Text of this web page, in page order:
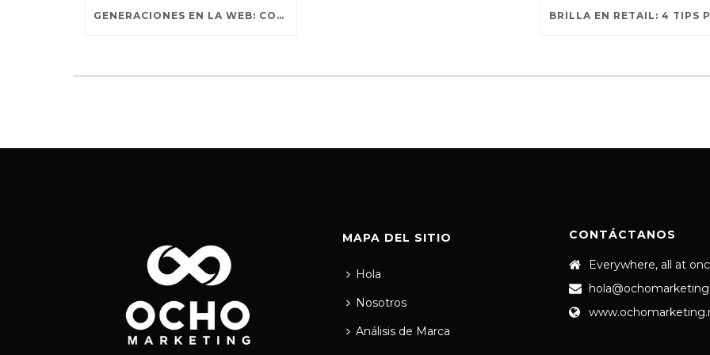
GENERACIONES EN LA WEB: COMPORTAMIENTOS DISTINTIVOS
MAPA DEL SITIO
Hola
Nosotros
Análisis de Marca
CONTÁCTANOS
Everywhere, all at